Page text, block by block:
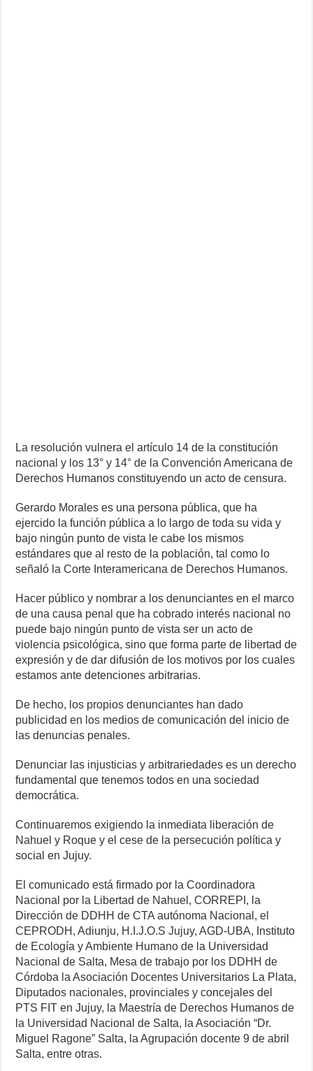
La resolución vulnera el artículo 14 de la constitución
nacional y los 13° y 14° de la Convención Americana de
Derechos Humanos constituyendo un acto de censura.
Gerardo Morales es una persona pública, que ha
ejercido la función pública a lo largo de toda su vida y
bajo ningún punto de vista le cabe los mismos
estándares que al resto de la población, tal como lo
señaló la Corte Interamericana de Derechos Humanos.
Hacer público y nombrar a los denunciantes en el marco
de una causa penal que ha cobrado interés nacional no
puede bajo ningún punto de vista ser un acto de
violencia psicológica, sino que forma parte de libertad de
expresión y de dar difusión de los motivos por los cuales
estamos ante detenciones arbitrarias.
De hecho, los propios denunciantes han dado
publicidad en los medios de comunicación del inicio de
las denuncias penales.
Denunciar las injusticias y arbitrariedades es un derecho
fundamental que tenemos todos en una sociedad
democrática.
Continuaremos exigiendo la inmediata liberación de
Nahuel y Roque y el cese de la persecución política y
social en Jujuy.
El comunicado está firmado por la Coordinadora
Nacional por la Libertad de Nahuel, CORREPI, la
Dirección de DDHH de CTA autónoma Nacional, el
CEPRODH, Adiunju, H.I.J.O.S Jujuy, AGD-UBA, Instituto
de Ecología y Ambiente Humano de la Universidad
Nacional de Salta, Mesa de trabajo por los DDHH de
Córdoba la Asociación Docentes Universitarios La Plata,
Diputados nacionales, provinciales y concejales del
PTS FIT en Jujuy, la Maestría de Derechos Humanos de
la Universidad Nacional de Salta, la Asociación “Dr.
Miguel Ragone” Salta, la Agrupación docente 9 de abril
Salta, entre otras.